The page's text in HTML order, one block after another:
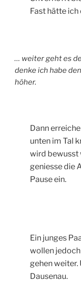
Fast hätte ich
… weiter geht es
denke ich habe
höher.
Dann
unten im Tal
wird bewusst
geniesse die
Pause ein.
Ein junges
wollen
gehen weiter.
Dausenau.